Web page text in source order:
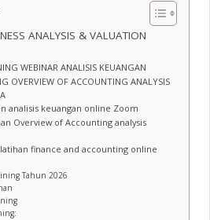
ANALYSIS & VALUATION
WEBINAR ANALISIS KEUANGAN
OVERVIEW OF ACCOUNTING ANALYSIS
analisis keuangan online Zoom
Overview of Accounting analysis
finance and accounting online
Tahun 2026